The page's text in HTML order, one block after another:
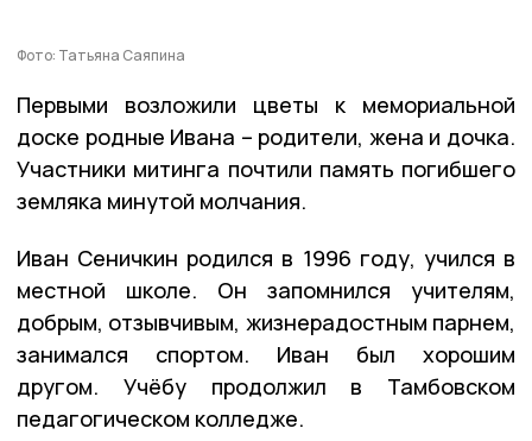
Фото: Татьяна Саяпина
Первыми возложили цветы к мемориальной
доске родные Ивана – родители, жена и дочка.
Участники митинга почтили память погибшего
земляка минутой молчания.
Иван Сеничкин родился в 1996 году, учился в
местной школе. Он запомнился учителям,
добрым, отзывчивым, жизнерадостным парнем,
занимался спортом. Иван был хорошим
другом. Учёбу продолжил в Тамбовском
педагогическом колледже.